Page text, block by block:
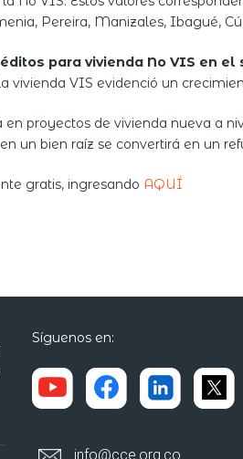
Pereira, Manizales, Ibagué,
para vivienda No VIS en
vivienda VIS evidenció un
en proyectos de vivienda nueva a
un bien raíz se convertirá en un
gratis, ingresando AQUÍ
Síguenos en:
info@cce.org.co